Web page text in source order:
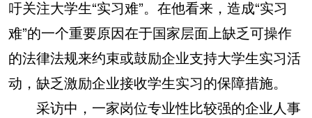
吁关注大学生“实习难”。在他看来，造成“实习
难”的一个重要原因在于国家层面上缺乏可操作
的法律法规来约束或鼓励企业支持大学生实习活
动，缺乏激励企业接收学生实习的保障措施。
采访中，一家岗位专业性比较强的企业人事